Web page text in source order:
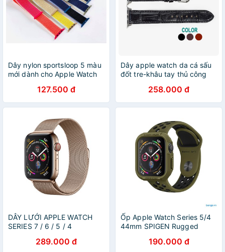
Dây nylon sportsloop 5 màu
mới dành cho Apple Watch
127.500 đ
Dây apple watch da cá sấu
đốt tre-khâu tay thủ công
series 3 series 4 series 5-Bụi
leather
258.000 đ
DÂY LƯỚI APPLE WATCH
SERIES 7 / 6 / 5 / 4
289.000 đ
Ốp Apple Watch Series 5/4
44mm SPIGEN Rugged
190.000 đ